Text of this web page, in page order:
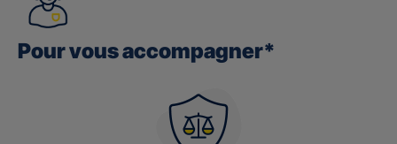
Pour vous accompagner*